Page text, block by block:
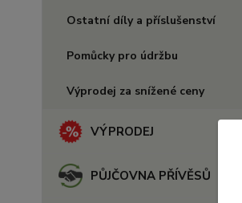
Ostatní díly a příslušenství
Pomůcky pro údržbu
Výprodej za snížené ceny
VÝPRODEJ
PŮJČOVNA PŘÍVĚSŮ